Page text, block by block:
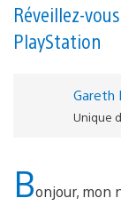
Réveillez-
PlayStation
Gareth
Unique
Bonjour, mon